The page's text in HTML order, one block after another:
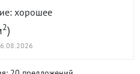
хорошее
2)
6.08.2026